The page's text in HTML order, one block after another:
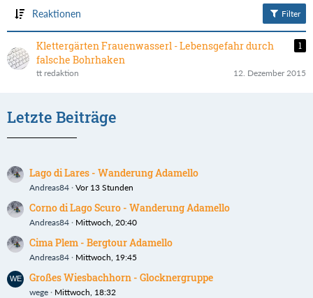
Reaktionen Filter
Klettergärten Frauenwasserl - Lebensgefahr durch
falsche Bohrhaken
1
tt redaktion 12. Dezember 2015
Letzte Beiträge
Lago di Lares - Wanderung Adamello
Andreas84 Vor 13 Stunden
Corno di Lago Scuro - Wanderung Adamello
Andreas84 Mittwoch, 20:40
Cima Plem - Bergtour Adamello
Andreas84 Mittwoch, 19:45
Großes Wiesbachhorn - Glocknergruppe
wege Mittwoch, 18:32